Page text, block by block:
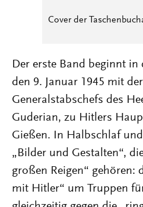
Cover der
Der erste Band beginnt
den 9. Januar 1945 mit
Generalstabschefs des
Guderian, zu Hitlers
Gießen. In Halbschlaf
„Bilder und Gestalten“,
großen Reigen“ gehören:
mit Hitler“ um Truppen